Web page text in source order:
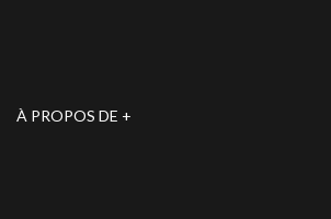
À PROPOS DE